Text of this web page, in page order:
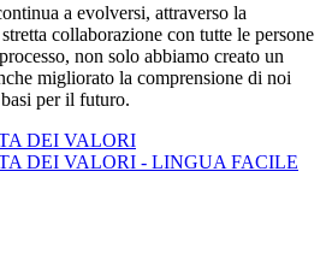
a evolversi, attraverso la
collaborazione con tutte le persone
non solo abbiamo creato un
migliorato la comprensione di noi
per il futuro.
DEI VALORI
DEI VALORI - LINGUA FACILE